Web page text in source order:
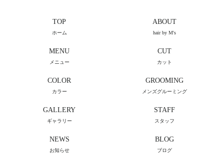
TOP
ホーム
ABOUT
hair by M's
MENU
メニュー
CUT
カット
COLOR
カラー
GROOMING
メンズグルーミング
GALLERY
ギャラリー
STAFF
スタッフ
NEWS
お知らせ
BLOG
ブログ